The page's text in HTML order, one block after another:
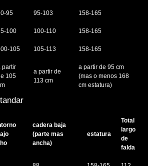
95 95-103 158-165
100 100-110 158-165
105 105-113 158-165
partir
105
a partir de
113 cm
a partir de 95 cm
(mas o menos 168
cm estatura)
cadera baja
(parte mas
ancha)
estatura
Total
largo
de
falda